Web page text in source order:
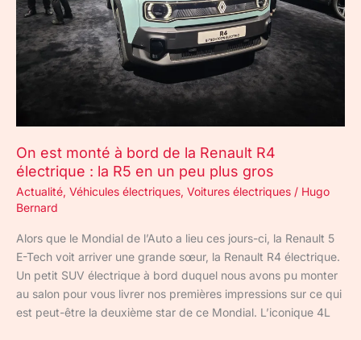
On est monté à bord de la Renault R4
électrique : la R5 en un peu plus gros
Actualité, Véhicules électriques, Voitures électriques / Hugo
Bernard
Alors que le Mondial de l’Auto a lieu ces jours-ci, la Renault 5
E-Tech voit arriver une grande sœur, la Renault R4 électrique.
Un petit SUV électrique à bord duquel nous avons pu monter
au salon pour vous livrer nos premières impressions sur ce qui
est peut-être la deuxième star de ce Mondial. L’iconique 4L
Renault
R4
électrique
en
un
peu
plus
gros